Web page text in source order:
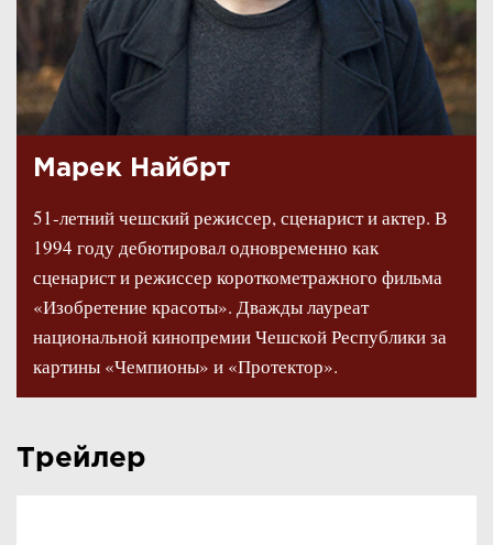
Марек Найбрт
51-летний чешский режиссер, сценарист и актер. В
1994 году дебютировал одновременно как
сценарист и режиссер короткометражного фильма
«Изобретение красоты». Дважды лауреат
национальной кинопремии Чешской Республики за
картины «Чемпионы» и «Протектор».
Трейлер